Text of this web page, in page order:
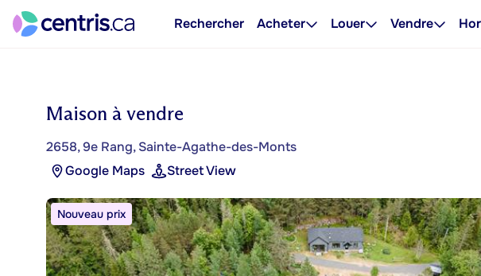
Rechercher Acheter Louer Vendre
Maison à vendre
2658, 9e Rang, Sainte-Agathe-des-Monts
Google Maps
Street View
Nouveau prix